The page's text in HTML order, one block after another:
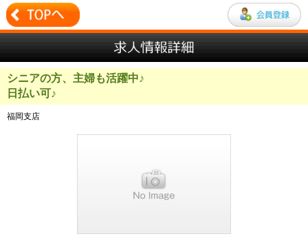
シニアの方、主婦も活躍中♪
日払い可♪
福岡支店